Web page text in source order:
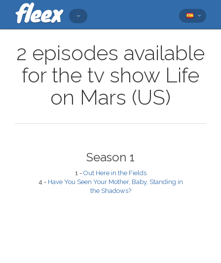
2 episodes available
for the tv show Life
on Mars (US)
Season 1
1 - Out Here in the Fields
4 - Have You Seen Your Mother, Baby, Standing in
the Shadows?